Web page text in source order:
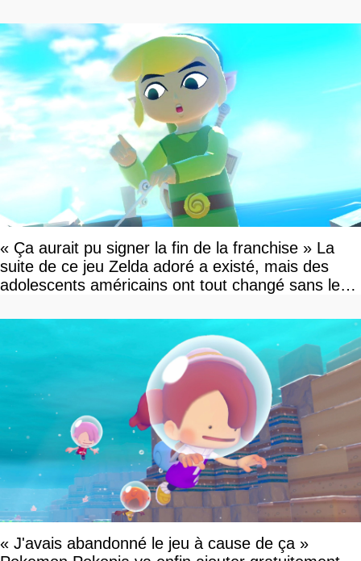
« Ça aurait pu signer la fin de la franchise » La
suite de ce jeu Zelda adoré a existé, mais des
adolescents américains ont tout changé sans le
« J'avais abandonné le jeu à cause de ça »